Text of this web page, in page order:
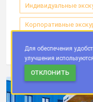
Индивидуальные
Корпоративные
Для обеспечения
улучшения
ОТКЛОНИТЬ